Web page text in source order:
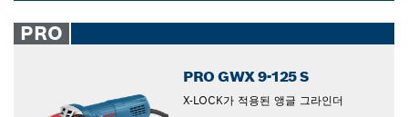
closed
PRO
PRO GWX 9-125 S
X-LOCK가 적용된 앵글 그라인더